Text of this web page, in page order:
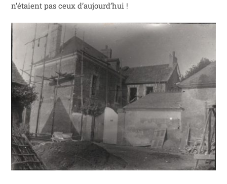
n’étaient pas ceux d’aujourd’hui !